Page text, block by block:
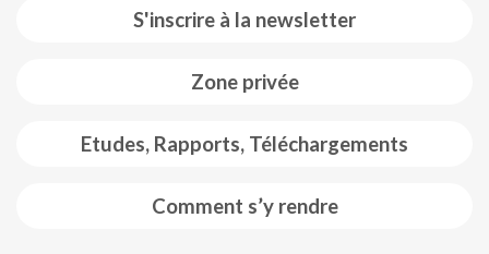
S'inscrire à la newsletter
Zone privée
Etudes, Rapports, Téléchargements
Comment s’y rendre